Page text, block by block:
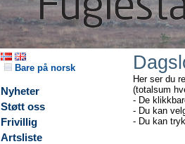
Bare på norsk
Nyheter
Støtt oss
Frivillig
Artsliste
Her ser du
(totalsum
- De
- Du kan
- Du kan